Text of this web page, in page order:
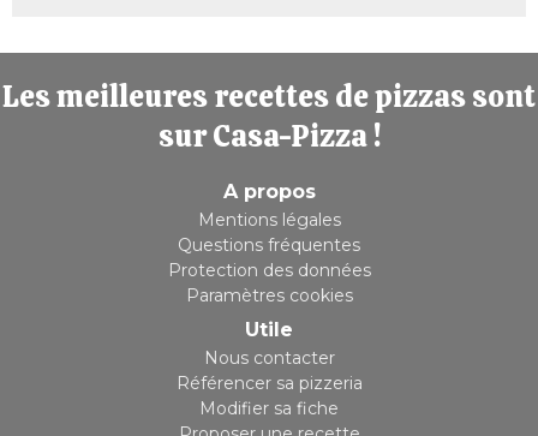
Les meilleures recettes de pizzas sont
sur Casa-Pizza !
A propos
Mentions légales
Questions fréquentes
Protection des données
Paramètres cookies
Utile
Nous contacter
Référencer sa pizzeria
Modifier sa fiche